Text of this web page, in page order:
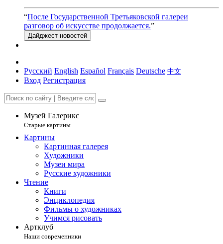
“После Государственной Третьяковской галереи
разговор об искусстве продолжается.”
Дайджест новостей
Русский English Español Français Deutsche 中文
Вход Регистрация
Музей Галерикс
Старые картины
Картины
Картинная галерея
Художники
Музеи мира
Русские художники
Чтение
Книги
Энциклопедия
Фильмы о художниках
Учимся рисовать
Артклуб
Наши современники